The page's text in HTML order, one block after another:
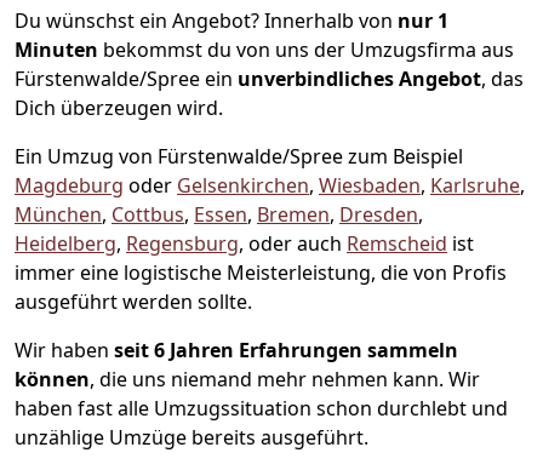
Du wünschst ein Angebot? Innerhalb von nur 1
Minuten bekommst du von uns der Umzugsfirma aus
Fürstenwalde/Spree ein unverbindliches Angebot, das
Dich überzeugen wird.
Ein Umzug von Fürstenwalde/Spree zum Beispiel
Magdeburg oder Gelsenkirchen, Wiesbaden, Karlsruhe,
München, Cottbus, Essen, Bremen, Dresden,
Heidelberg, Regensburg, oder auch Remscheid ist
immer eine logistische Meisterleistung, die von Profis
ausgeführt werden sollte.
Wir haben seit6 Jahren Erfahrungen sammeln
können, die uns niemand mehr nehmen kann. Wir
haben fast alle Umzugssituation schon durchlebt und
unzählige Umzüge bereits ausgeführt.